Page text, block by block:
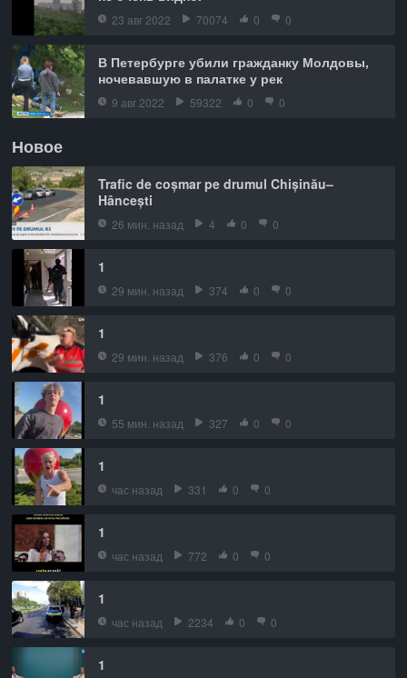
23 авг 2022 70074 0 0
В Петербурге убили гражданку Молдовы,
ночевавшую в палатке у рек
9 авг 2022 59322 0 0
Новое
Trafic de coșmar pe drumul Chișinău–
Hâncești
26 мин. назад 4 0 0
1
29 мин. назад 374 0 0
1
29 мин. назад 376 0 0
1
55 мин. назад 327 0 0
1
час назад 331 0 0
1
час назад 772 0 0
1
час назад 2234 0 0
1